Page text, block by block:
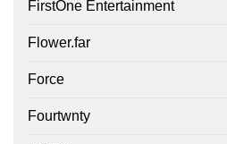
FirstOne Entertainment
Flower.far
Force
Fourtwnty